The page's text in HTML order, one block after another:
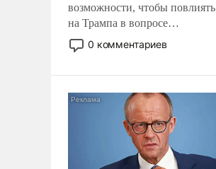
возможности, чтобы повлиять
на Трампа в вопросе
предоставления вооружений
своим нанимателям. Вероятно,
голову мысль: хорошо бы
продемонстрировать, что
Украина вступила в
вооруженное противостояние
с Ираном.
0 комментариев